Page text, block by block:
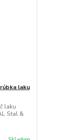
laku
laku
Stal &